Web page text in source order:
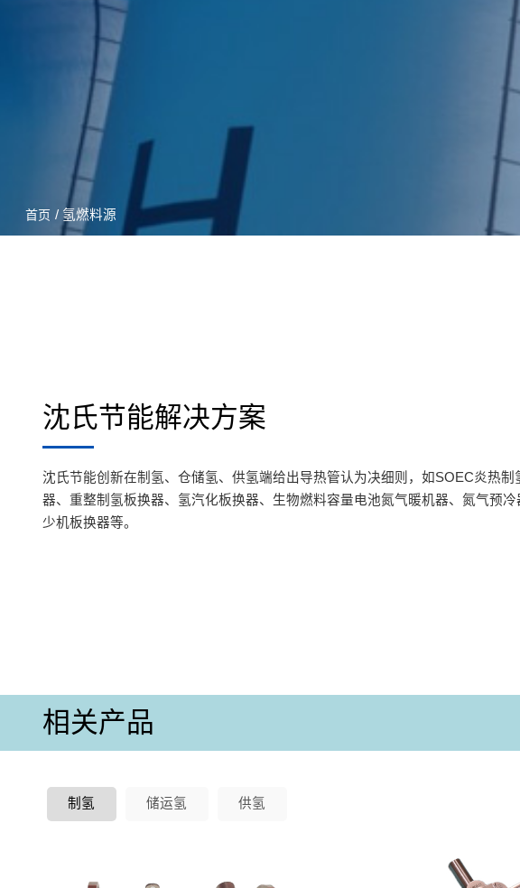
首页 / 氢燃料源
沈氏节能解决方案
沈氏节能创新在制氢、仓储氢、供氢端给出导热管认为决细则，如SOEC炎热制
器、重整制氢板换器、氢汽化板换器、生物燃料容量电池氮气暖机器、氮气预冷
少机板换器等。
相关产品
制氢 储运氢 供氢